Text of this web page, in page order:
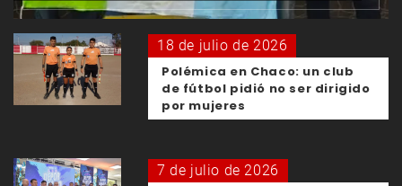
18 de julio de 2026
Polémica en Chaco: un club
de fútbol pidió no ser dirigido
por mujeres
7 de julio de 2026